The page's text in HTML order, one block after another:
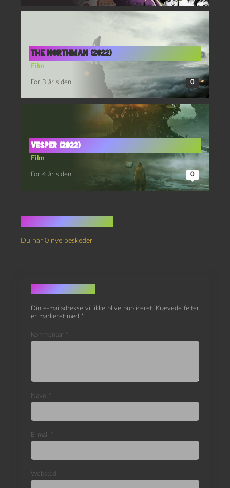
The northman (2022)
Film
For 3 år siden 0
Vesper (2022)
Film
For 4 år siden 0
Du har 0 nye beskeder
Skriv et svar
Din e-mailadresse vil ikke blive publiceret. Krævede felter
er markeret med *
Kommentar *
Navn *
E-mail *
Websted